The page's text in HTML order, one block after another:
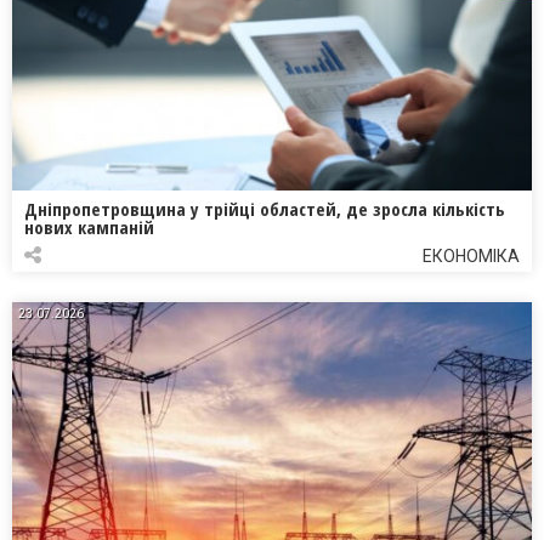
Дніпропетровщина у трійці областей, де зросла кількість
нових кампаній
ЕКОНОМІКА
23.07.2026